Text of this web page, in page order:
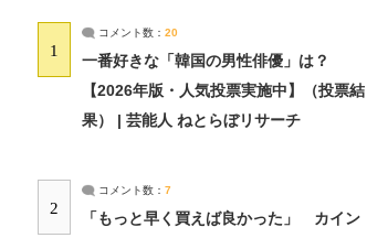
1
コメント数： 20
一番好きな「韓国の男性俳優」は？
【2026年版・人気投票実施中】（投票結
果） | 芸能人 ねとらぼリサーチ
2
コメント数： 7
「もっと早く買えば良かった」 カイン